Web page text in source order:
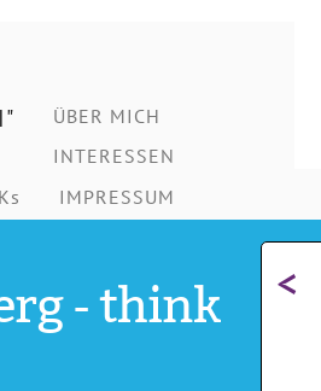
ÜBER MICH
INTERESSEN
IMPRESSUM
- think
<